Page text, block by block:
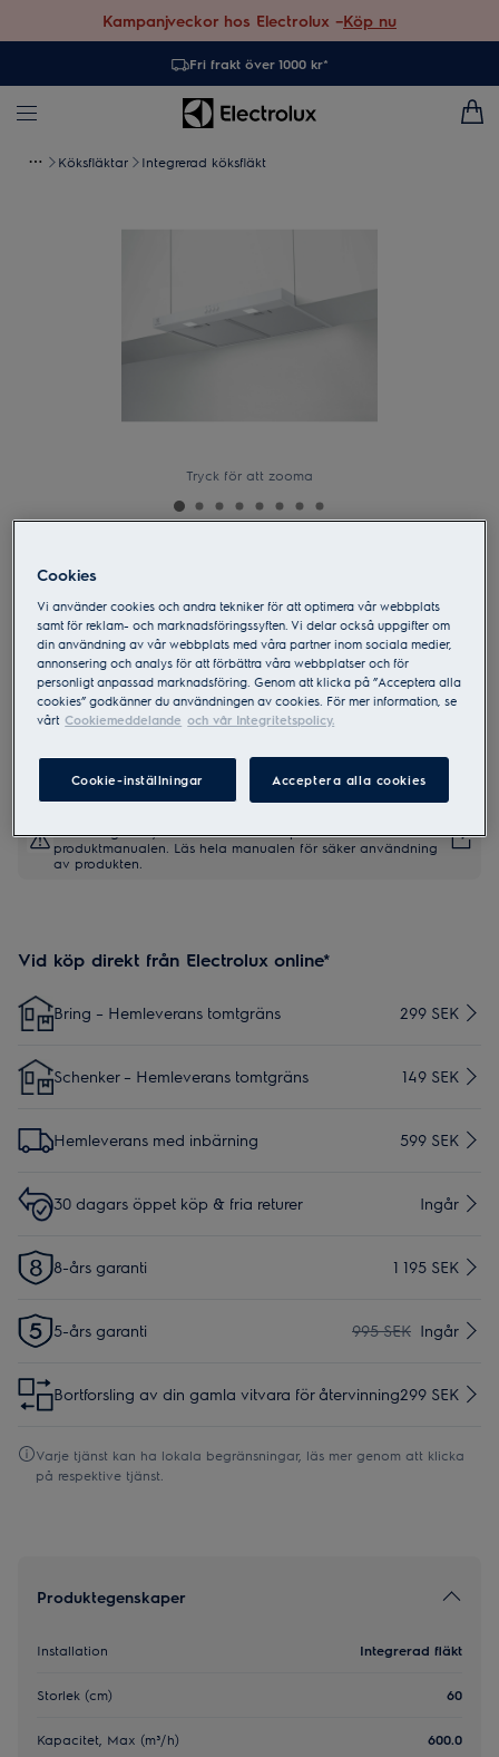
Kampanjveckor hos Electrolux –Köp nu
Fri frakt över 1000 kr*
Köksfläktar Integrerad köksfläkt
Tryck för att zooma
LFG426W
Köksfläkt 500 ExtractionTech 60 cm
2.3 (4)
Produktblad
förordning 2023/988 finns listade i kapitel 1 och 2 i
produktmanualen. Läs hela manualen för säker användning
av produkten.
Vid köp direkt från Electrolux online*
Bring – Hemleverans tomtgräns 299 SEK
Schenker – Hemleverans tomtgräns 149 SEK
Hemleverans med inbärning 599 SEK
30 dagars öppet köp & fria returer Ingår
8-års garanti 1 195 SEK
5-års garanti 995 SEK Ingår
Bortforsling av din gamla vitvara för återvinning299 SEK
Varje tjänst kan ha lokala begränsningar, läs mer genom att klicka
på respektive tjänst.
Produktegenskaper
Installation Integrerad fläkt
Storlek (cm) 60
Kapacitet, Max (m³/h) 600.0
Cookies
Vi använder cookies och andra tekniker för att optimera vår webbplats
samt för reklam- och marknadsföringssyften. Vi delar också uppgifter om
din användning av vår webbplats med våra partner inom sociala medier,
annonsering och analys för att förbättra våra webbplatser och för
personligt anpassad marknadsföring. Genom att klicka på ”Acceptera alla
cookies” godkänner du användningen av cookies. För mer information, se
vårt Cookiemeddelande och vår Integritetspolicy.
Cookie-inställningar Acceptera alla cookies